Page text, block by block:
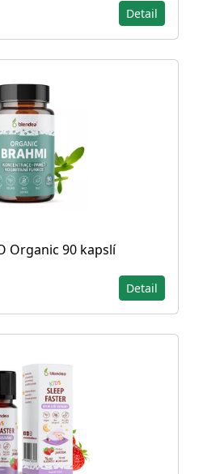
Detail
Organic 90 kapslí
Detail